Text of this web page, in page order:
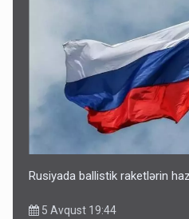
Rusiyada ballistik raketlərin
5 Avqust 19:44